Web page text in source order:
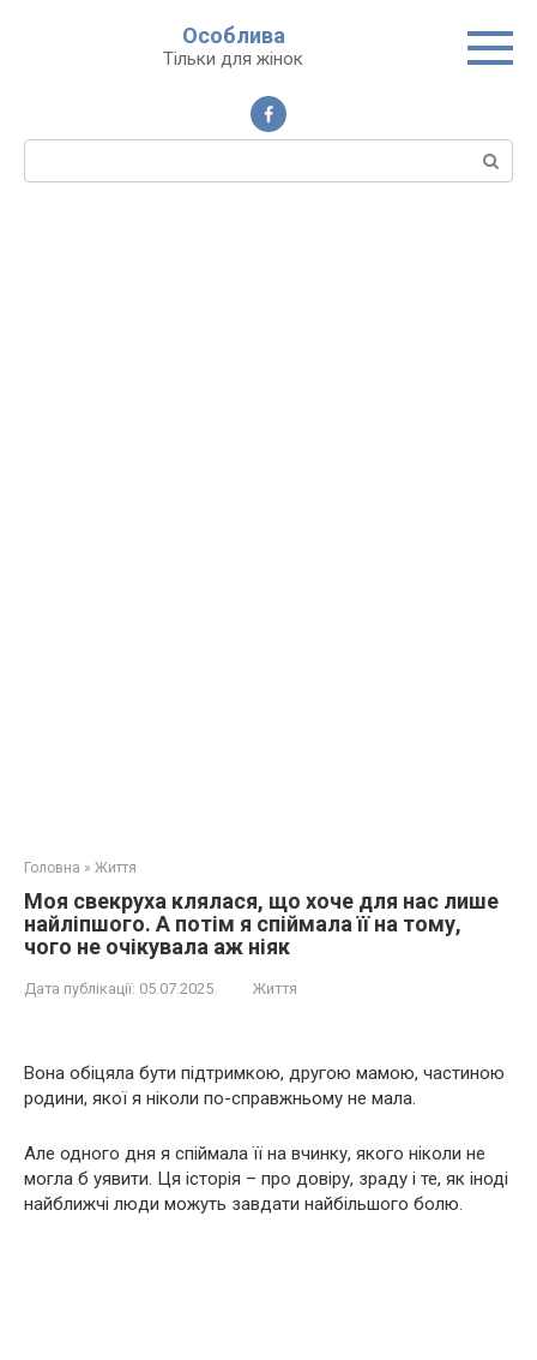
Особлива
Тільки для жінок
Пошук:
Головна » Життя
Моя свекруха клялася, що хоче для нас лише
найліпшого. А потім я спіймала її на тому,
чого не очікувала аж ніяк
Дата публікації: 05.07.2025 Життя
Вона обіцяла бути підтримкою, другою мамою, частиною
родини, якої я ніколи по-справжньому не мала.
Але одного дня я спіймала її на вчинку, якого ніколи не
могла б уявити. Ця історія – про довіру, зраду і те, як іноді
найближчі люди можуть завдати найбільшого болю.